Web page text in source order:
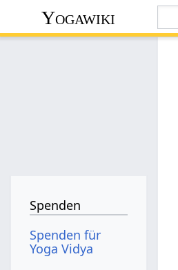
Yogawiki
Spenden
Spenden für
Yoga Vidya